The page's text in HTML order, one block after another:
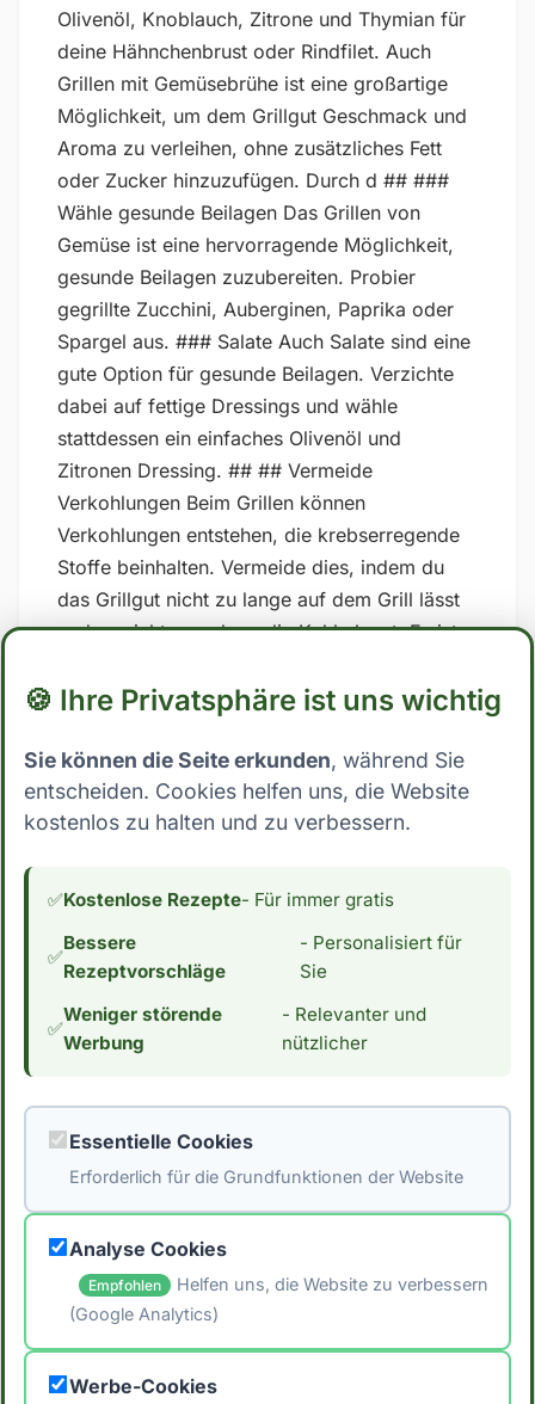
Olivenöl, Knoblauch, Zitrone und Thymian für
deine Hähnchenbrust oder Rindfilet. Auch
Grillen mit Gemüsebrühe ist eine großartige
Möglichkeit, um dem Grillgut Geschmack und
Aroma zu verleihen, ohne zusätzliches Fett
oder Zucker hinzuzufügen. Durch d ## ###
Wähle gesunde Beilagen Das Grillen von
Gemüse ist eine hervorragende Möglichkeit,
gesunde Beilagen zuzubereiten. Probier
gegrillte Zucchini, Auberginen, Paprika oder
Spargel aus. ### Salate Auch Salate sind eine
gute Option für gesunde Beilagen. Verzichte
dabei auf fettige Dressings und wähle
stattdessen ein einfaches Olivenöl und
Zitronen Dressing. ## ## Vermeide
Verkohlungen Beim Grillen können
Verkohlungen entstehen, die krebserregende
Stoffe beinhalten. Vermeide dies, indem du
das Grillgut nicht zu lange auf dem Grill lässt
und es nicht zu nah an die Kohle legst. Es ist
regelmäßig zu wenden, um ein Verkohlen zu
(/images/2023/06/verbranntes_steak-
1024x574.jpg) ## Probier mal etwas Neues
Gesundes Grillen muss nicht langweilig sein.
Beispiel gegrillte Wassermelone oder
vegetarischen Grillplatte aus Tofu, Paprika und
Zucchini? Die Möglichkeiten sind endlos! ##
Fazit Gesundes Grillen kann einfach und
lecker sein. Wähle das richtige Grillgut,
Saucen, wähle gesunde Beilagen, vermeide
Verkohlungen und probiere mal etwas Neues
aus. Mit diesen Tipps und Tricks wird dein
Grillfest ein voller Erfolg!
🖨️ Artikel drucken
🍪 Ihre Privatsphäre ist uns wichtig
Sie können die Seite erkunden, während Sie
entscheiden. Cookies helfen uns, die Website
kostenlos zu halten und zu verbessern.
✅Kostenlose Rezepte- Für immer gratis
✅
Bessere
Rezeptvorschläge
- Personalisiert für
Sie
✅
Weniger störende
Werbung
- Relevanter und
nützlicher
Essentielle Cookies
Erforderlich für die Grundfunktionen der Website
Analyse Cookies
Empfohlen
Helfen uns, die Website zu verbessern
(Google Analytics)
Werbe-Cookies